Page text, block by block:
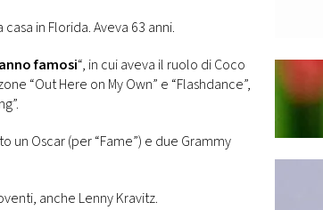
in Florida. Aveva 63 anni.
famosi“, in cui aveva il ruolo di Coco
“Out Here on My Own” e “Flashdance”,
un Oscar (per “Fame”) e due Grammy
anche Lenny Kravitz.